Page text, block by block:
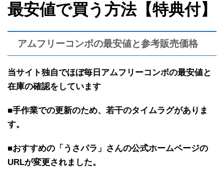
最安値で買う方法【特典付】
アムフリーコンボの最安値と参考販売価格
当サイト独自でほぼ毎日アムフリーコンボの最安値と
在庫の確認を しています
■手作業での更新のため、若干のタイムラグがありま
す。
■おすすめの「うさパラ」さんの公式ホームページの
URLが変更されました。